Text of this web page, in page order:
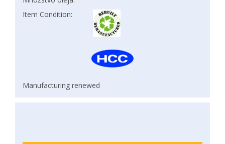
Item Condition:
Manufacturing renewed